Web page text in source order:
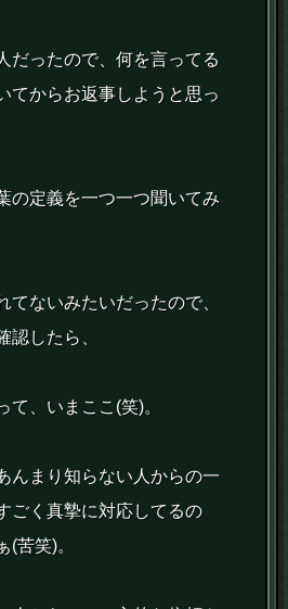
だったので、何を言ってる
てからお返事しようと思っ
の定義を一つ一つ聞いてみ
てないみたいだったので、
認したら、
て、いまここ(笑)。
んまり知らない人からの一
ごく真摯に対応してるの
(苦笑)。